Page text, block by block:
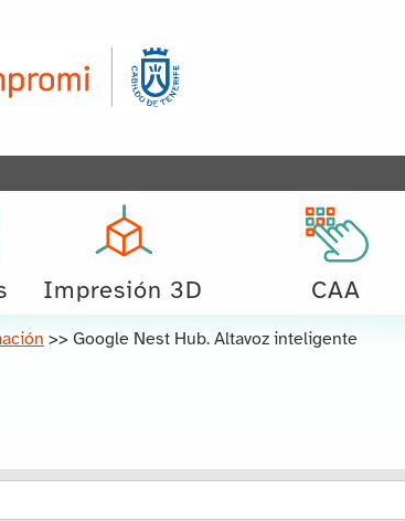
Impresión 3D CAA
>> Google Nest Hub. Altavoz inteligente